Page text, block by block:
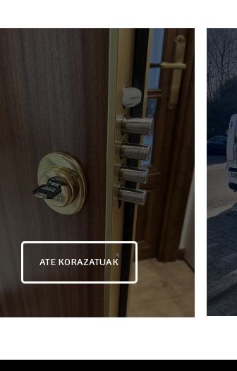
ATE KORAZATUAK